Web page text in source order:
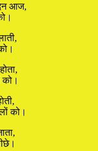
आज,
को।